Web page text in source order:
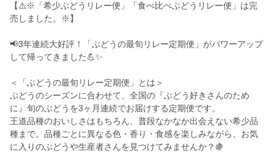
【⚠️※「希少ぶどうリレー便」「食べ比べぶどうリレー便」は完
売しました。※】
📢3年連続大好評！「ぶどうの最旬リレー定期便」がパワーアップ
して帰ってきました💪✨
＜「ぶどうの最旬リレー定期便」とは＞
ぶどうのシーズンに合わせて、全国の『ぶどう好きさんのため
に』旬のぶどうを3ヶ月連続でお届けする定期便です。
王道品種のおいしさはもちろん、普段なかなか出会えない希少品
種まで。品種ごとに異なる色・香り・食感を楽しみながら、お気
に入りのぶどうや生産者さんを見つけてみませんか？🍇